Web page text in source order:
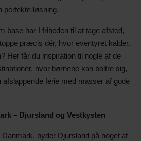
perfekte løsning.
base har I friheden til at tage afsted,
præcis dér, hvor eventyret kalder.
Her får du inspiration til nogle af de
hvor børnene kan boltre sig,
ferie med masser af gode
– Djursland og Vestkysten
byder Djursland på noget af